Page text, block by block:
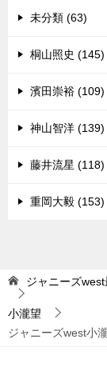
未分類 (63)
桐山照史 (145)
濱田崇裕 (109)
神山智洋 (139)
藤井流星 (118)
重岡大毅 (153)
ジャニーズwest
小瀧望
ジャニーズwest小